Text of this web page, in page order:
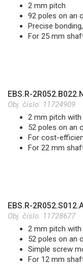
2 mm pitch
92 poles on an
Precise
For 25 mm
EBS.R-
Obj. číslo: 11724909
2 mm pitch
52 poles on an
For cost-
For 22 mm
EBS.R-
Obj. číslo: 11728677
2 mm pitch
52 poles on an
Simple screw
For 12 mm